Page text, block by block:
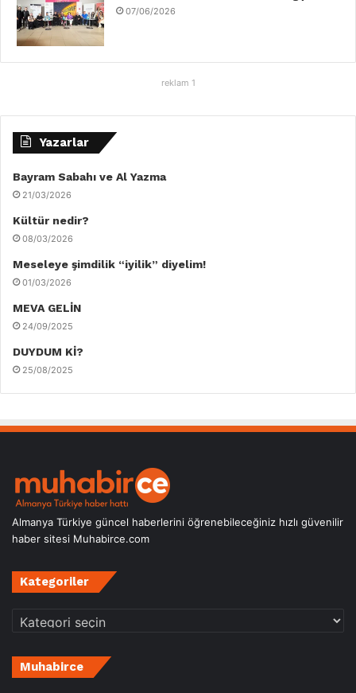
07/06/2026
reklam 1
Yazarlar
Bayram Sabahı ve Al Yazma
21/03/2026
Kültür nedir?
08/03/2026
Meseleye şimdilik “iyilik” diyelim!
01/03/2026
MEVA GELİN
24/09/2025
DUYDUM Kİ?
25/08/2025
Almanya Türkiye güncel haberlerini öğrenebileceğiniz hızlı güvenilir
haber sitesi Muhabirce.com
Kategoriler
Kategoriler
Muhabirce